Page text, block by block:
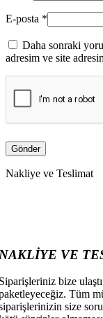
E-posta *
Daha sonraki
adresim ve site
Nakliye ve Teslimat
VE
bize
Tüm
size